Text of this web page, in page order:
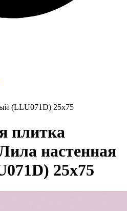
(LLU071D) 25x75
плитка
настенная
25x75